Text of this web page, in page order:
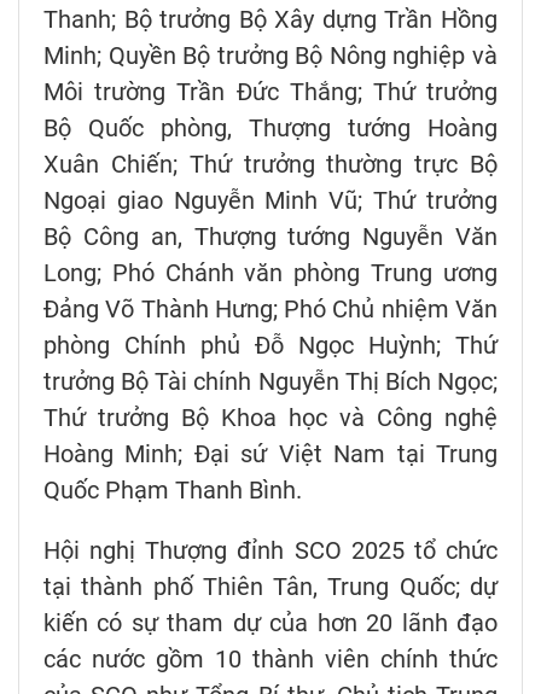
Thanh; Bộ trưởng Bộ Xây dựng Trần Hồng
Minh; Quyền Bộ trưởng Bộ Nông nghiệp và
Môi trường Trần Đức Thắng; Thứ trưởng
Bộ Quốc phòng, Thượng tướng Hoàng
Xuân Chiến; Thứ trưởng thường trực Bộ
Ngoại giao Nguyễn Minh Vũ; Thứ trưởng
Bộ Công an, Thượng tướng Nguyễn Văn
Long; Phó Chánh văn phòng Trung ương
Đảng Võ Thành Hưng; Phó Chủ nhiệm Văn
phòng Chính phủ Đỗ Ngọc Huỳnh; Thứ
trưởng Bộ Tài chính Nguyễn Thị Bích Ngọc;
Thứ trưởng Bộ Khoa học và Công nghệ
Hoàng Minh; Đại sứ Việt Nam tại Trung
Quốc Phạm Thanh Bình.
Hội nghị Thượng đỉnh SCO 2025 tổ chức
tại thành phố Thiên Tân, Trung Quốc; dự
kiến có sự tham dự của hơn 20 lãnh đạo
các nước gồm 10 thành viên chính thức